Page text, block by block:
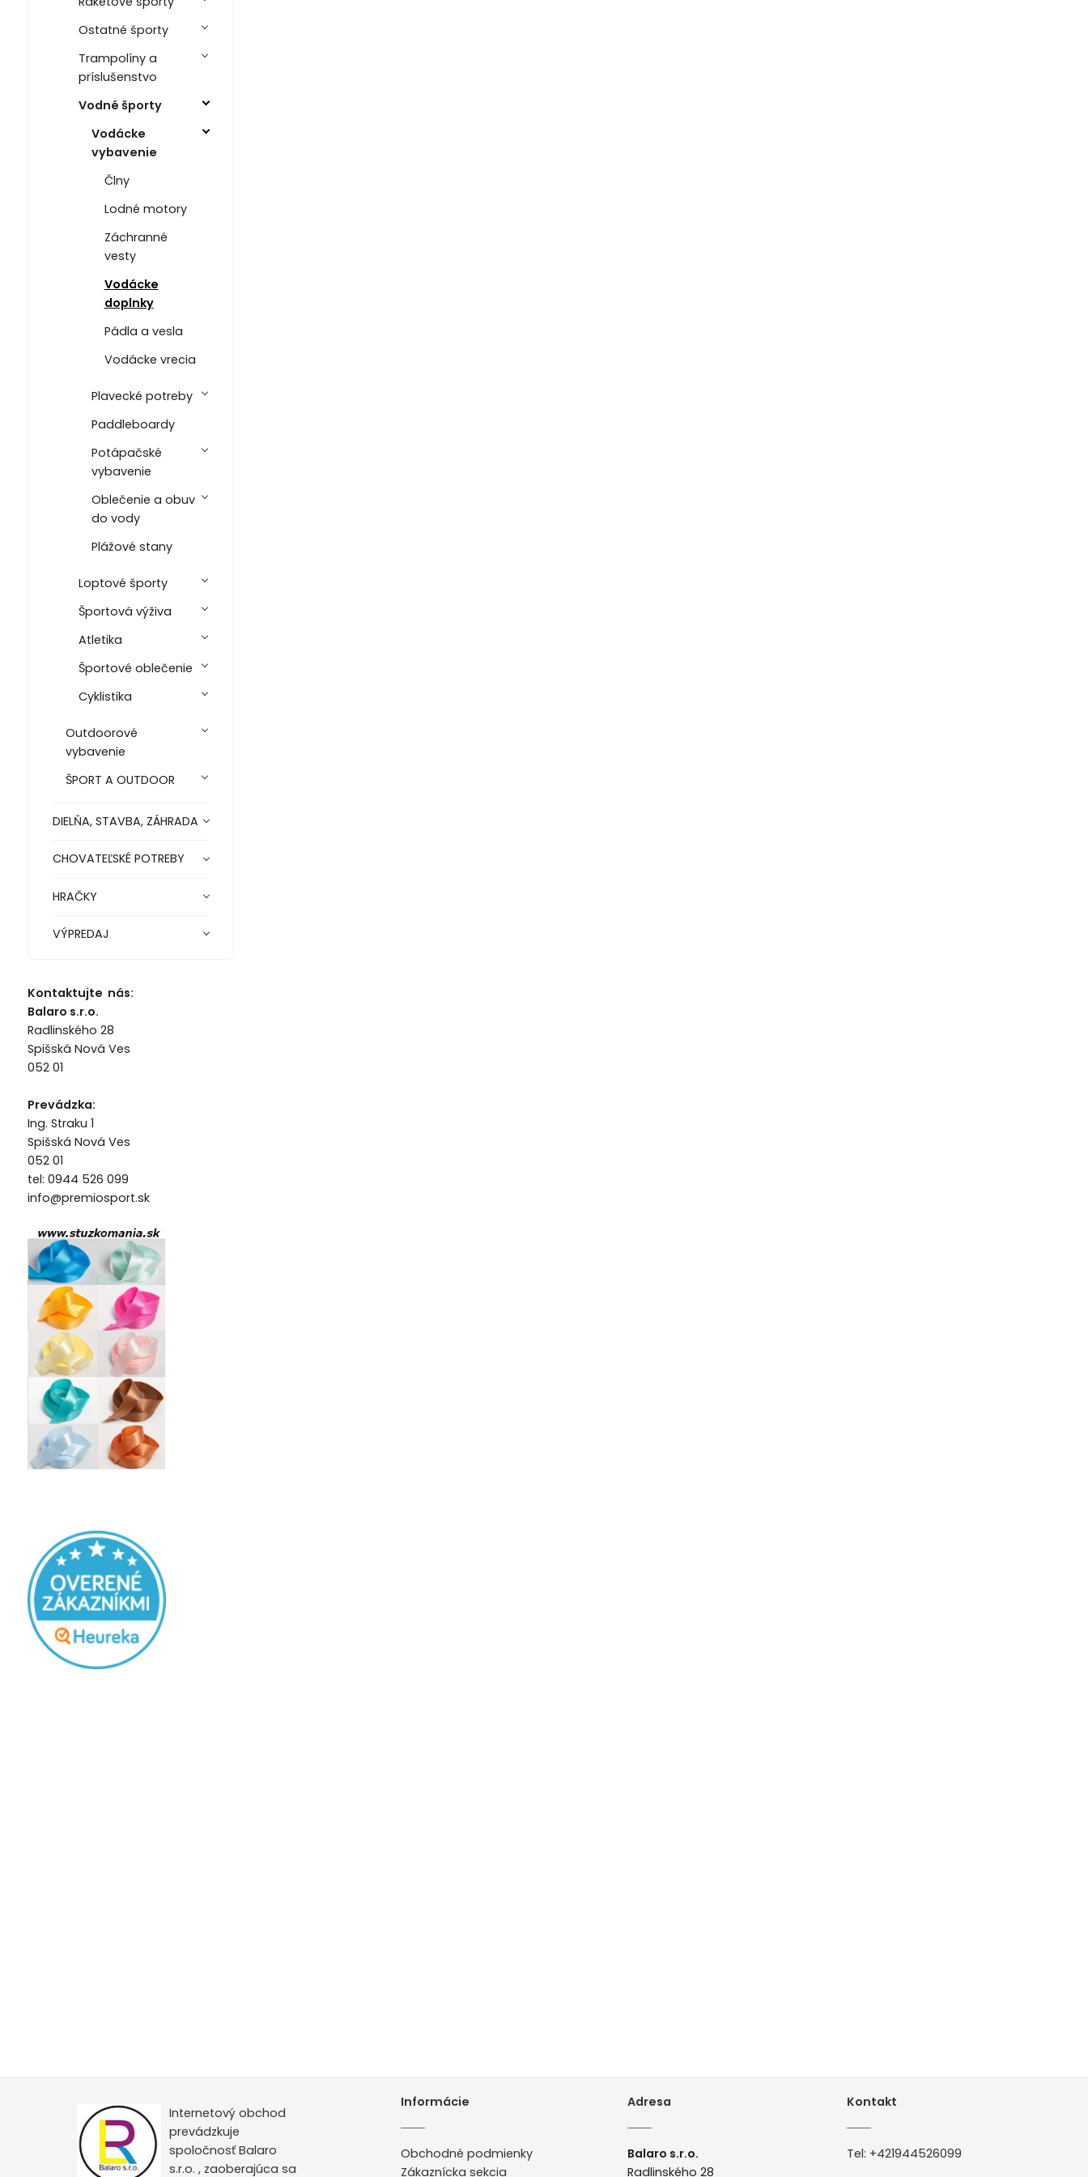
Ostatné športy
Trampolíny a
príslušenstvo
Vodné športy
Vodácke
vybavenie
Člny
Lodné motory
Záchranné
vesty
Vodácke
doplnky
Pádla a vesla
Vodácke vrecia
Plavecké potreby
Paddleboardy
Potápačské
vybavenie
Oblečenie a obuv
do vody
Plážové stany
Loptové športy
Športová výživa
Atletika
Športové oblečenie
Cyklistika
Outdoorové
vybavenie
ŠPORT A OUTDOOR
DIELŇA, STAVBA, ZÁHRADA
CHOVATEĽSKÉ POTREBY
HRAČKY
VÝPREDAJ
Kontaktujte nás:
Balaro s.r.o.
Radlinského 28
Spišská Nová Ves
052 01
Prevádzka:
Ing. Straku 1
Spišská Nová Ves
052 01
tel: 0944 526 099
info@premiosport.sk
Internetový obchod
prevádzkuje
spoločnosť Balaro
s.r.o. , zaoberajúca sa
Informácie
Obchodné podmienky
Zákaznícka sekcia
Adresa
Balaro s.r.o.
Radlinského 28
Kontakt
Tel: +421944526099